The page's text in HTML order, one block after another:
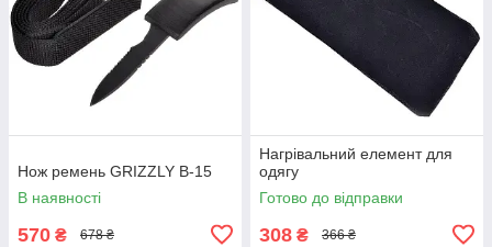
Нож ремень GRIZZLY B-15
В наявності
570 ₴ 678 ₴
Нагрівальний елемент для
одягу
Готово до відправки
308 ₴ 366 ₴